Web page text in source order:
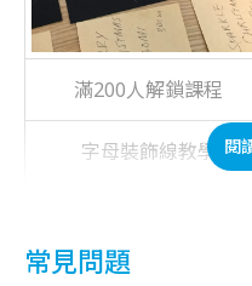
滿200人解鎖課程
字母裝飾線教學 閱
常見問題